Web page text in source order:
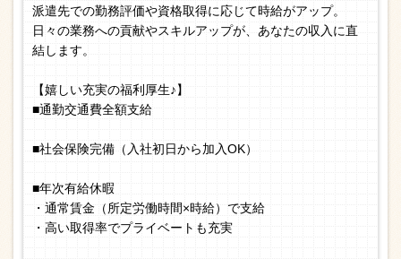
派遣先での勤務評価や資格取得に応じて時給がアップ。
日々の業務への貢献やスキルアップが、あなたの収入に直
結します。
【嬉しい充実の福利厚生♪】
■通勤交通費全額支給
■社会保険完備（入社初日から加入OK）
■年次有給休暇
・通常賃金（所定労働時間×時給）で支給
・高い取得率でプライベートも充実